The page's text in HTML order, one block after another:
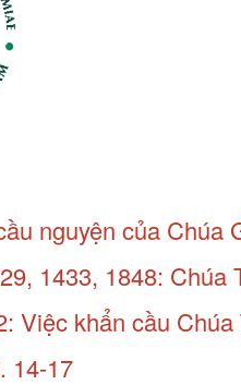
nguyện của Chúa
1433, 1848:
Việc khẩn cầu Chúa
14-17